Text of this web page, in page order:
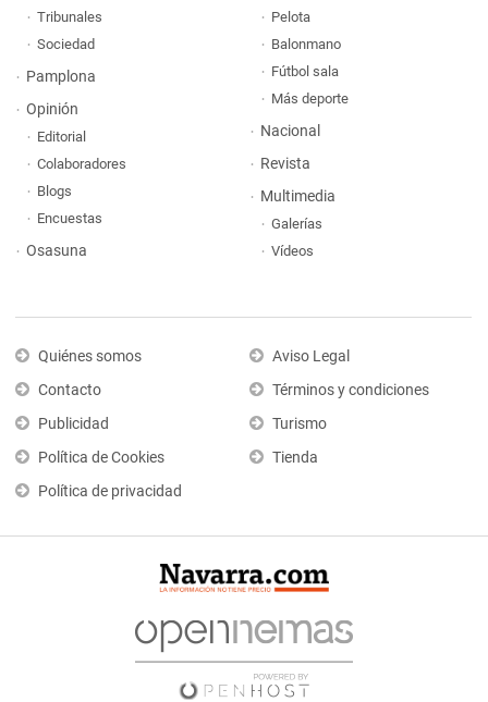
Tribunales
Sociedad
Pamplona
Opinión
Editorial
Colaboradores
Blogs
Encuestas
Osasuna
Pelota
Balonmano
Fútbol sala
Más deporte
Nacional
Revista
Multimedia
Galerías
Vídeos
Quiénes somos
Contacto
Publicidad
Política de Cookies
Política de privacidad
Aviso Legal
Términos y condiciones
Turismo
Tienda